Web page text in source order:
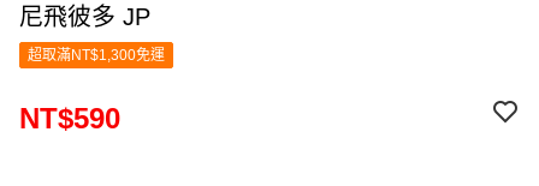
尼飛彼多 JP
超取滿NT$1,300免運
NT$590